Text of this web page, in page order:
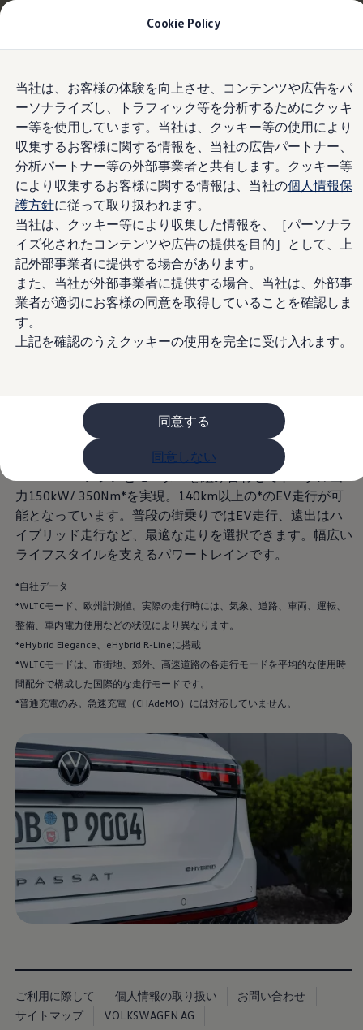
Cookie Policy
当社は、お客様の体験を向上させ、コンテンツや広告をパ
ーソナライズし、トラフィック等を分析するためにクッキ
ー等を使用しています。当社は、クッキー等の使用により
収集するお客様に関する情報を、当社の広告パートナー、
分析パートナー等の外部事業者と共有します。クッキー等
により収集するお客様に関する情報は、当社の個人情報保
護方針に従って取り扱われます。
当社は、クッキー等により収集した情報を、［パーソナラ
イズ化されたコンテンツや広告の提供を目的］として、上
記外部事業者に提供する場合があります。
また、当社が外部事業者に提供する場合、当社は、外部事
業者が適切にお客様の同意を取得していることを確認しま
す。
上記を確認のうえクッキーの使用を完全に受け入れます。
同意する
同意しない
main
content
to
footer
適用金利2.99% 月々29,700円〜| 9月30日(水)ま
デジタルカタログ
セーフティ マイスター
デジタルカタログ
ID. Buzz
T-Cross
Tiguan
Golf
Golf GTI
Golf R
Golf Variant
Golf R Variant
Passat
ID.4
Polo
Polo GTI
Golf Touran
T-Roc R
フォルクスワーゲンマガジン
ブランドストーリー
購入検討中の方へ
オファー(購入サポート・金利情報)
Golf お乗り換えを10万円補助
Tiguan 購入後、5年間の安心サポートが無償
Golf Variant お乗り換えを10万円補助
Volkswagenアンバサダープログラム
ファイナンシャルサービス
ファイナンシャルサービス
お支払いシミュレーション
モデル別月々のお支払い例
ライフスタイルに合ったプランをみつける
カスタマーポータル 登録・ログイン
Match Maker 登録・ログイン
補助金・エコカー優遇制度
補助金・エコカー優遇制度
ID.4
Golf Variant
ID. Buzz
アフターサービス
サービスと純正部品
フォルクスワーゲン純正部品のメリット
点検と車検
修理と点検
エンジンオイルおよびフルード類
路上故障に関するサポート
フォルクスワーゲンサービス
アクセサリー
Lifestyle & goods
警告灯とインジケーターランプ
特定整備情報
ユーザーガイド
1.5ℓ eHybrid
140km以上*のEV走行
が可能。
1.5ℓ eTSI®エンジンとモーターを組み合わせてトータル出
力150kW/ 350Nm*を実現。140km以上の*のEV走行が可
能となっています。普段の街乗りではEV走行、遠出はハ
イブリッド走行など、最適な走りを選択できます。幅広い
ライフスタイルを支えるパワートレインです。
*自社データ
*WLTCモード、欧州計測値。実際の走行時には、気象、道路、車両、運転、
整備、車内電力使用などの状況により異なります。
*eHybrid Elegance、eHybrid R-Lineに搭載
*WLTCモードは、市街地、郊外、高速道路の各走行モードを平均的な使用時
間配分で構成した国際的な走行モードです。
*普通充電のみ。急速充電（CHAdeMO）には対応していません。
ご利用に際して 個人情報の取り扱い
お問い合わせ
サイトマップ
VOLKSWAGEN AG